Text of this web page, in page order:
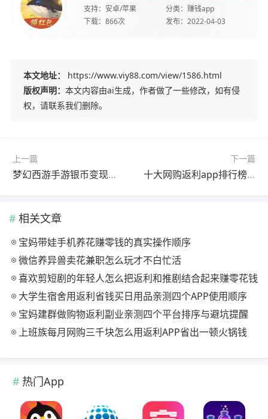
支持： 安卓/苹果 分类： 赚钱app
下载： 866次 发布： 2022-04-03
本文地址：
https://www.viy88.com/view/1586.html
版权声明： 本文内容由ai生成，作者做了一些修改，如有侵
权，请联系我们删除。
上一篇
梦幻西游手游银币变现秘籍：稳赚不赔的日常操作指南
下一篇
十大网购返利app排行榜，最好的购物返佣软件推荐
相关文章
宝妈带娃手机养花赚零钱的真实操作顺序
微信养异兽卖花兼职怎么玩才不白忙活
喜欢剪短剧的年轻人怎么把返利和推剧结合起来赚零花钱
大学生宿舍用返利省钱买日用品亲测四个APP使用顺序
宝妈建群做购物返利副业亲测四个平台排序与避坑提醒
上班族每月网购三千块怎么用返利APP省出一顿火锅钱
热门App